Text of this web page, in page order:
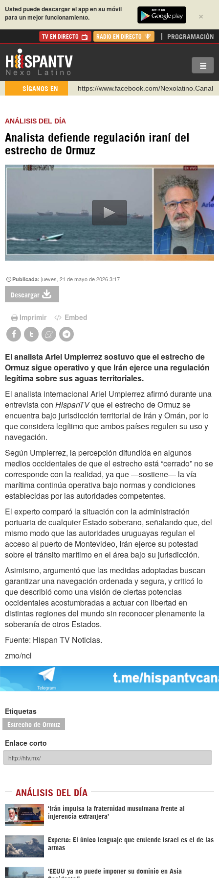
×
Usted puede descargar el app en su móvil
para un mejor funcionamiento.
TV EN DIRECTO RADIO EN DIRECTO PROGRAMACIÓN
SÍGANOS EN
https://www.facebook.com/Nexolatino.Canal
https://t.me/hispantvcanal
https://urmedium.com/c/hispantv
ANÁLISIS DEL DÍA
Analista defiende regulación iraní del
estrecho de Ormuz
Publicada:jueves, 21 de mayo de 2026 3:17
Descargar
Imprimir Embed
El analista Ariel Umpierrez sostuvo que el estrecho de
Ormuz sigue operativo y que Irán ejerce una regulación
legítima sobre sus aguas territoriales.
El analista internacional Ariel Umpierrez afirmó durante una
entrevista con HispanTVque el estrecho de Ormuz se
encuentra bajo jurisdicción territorial de Irán y Omán, por lo
que considera legítimo que ambos países regulen su uso y
navegación.
Según Umpierrez, la percepción difundida en algunos
medios occidentales de que el estrecho está “cerrado” no se
corresponde con la realidad, ya que —sostiene— la vía
marítima continúa operativa bajo normas y condiciones
establecidas por las autoridades competentes.
El experto comparó la situación con la administración
portuaria de cualquier Estado soberano, señalando que, del
mismo modo que las autoridades uruguayas regulan el
acceso al puerto de Montevideo, Irán ejerce su potestad
sobre el tránsito marítimo en el área bajo su jurisdicción.
Asimismo, argumentó que las medidas adoptadas buscan
garantizar una navegación ordenada y segura, y criticó lo
que describió como una visión de ciertas potencias
occidentales acostumbradas a actuar con libertad en
distintas regiones del mundo sin reconocer plenamente la
soberanía de otros Estados.
Fuente: Hispan TV Noticias.
zmo/ncl
Etiquetas
Estrecho de Ormuz
Enlace corto
ANÁLISIS DEL DÍA
‘Irán impulsa la fraternidad musulmana frente al
injerencia extranjera’
Experto: El único lenguaje que entiende Israel es el de las
armas
‘EEUU ya no puede imponer su dominio en Asia